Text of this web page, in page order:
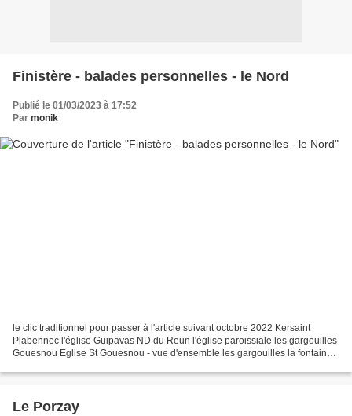
Finistère - balades personnelles - le Nord
Publié le 01/03/2023 à 17:52
Par monik
le clic traditionnel pour passer à l'article suivant octobre 2022 Kersaint
Plabennec l'église Guipavas ND du Reun l'église paroissiale les gargouilles
Gouesnou Eglise St Gouesnou - vue d'ensemble les gargouilles la fontaine
Le Porzay